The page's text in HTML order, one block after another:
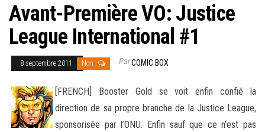
Avant-Première VO: Justice
League International #1
8 septembre 2011 Non ParCOMIC BOX
[FRENCH] Booster Gold se voit enfin confié la
direction de sa propre branche de la Justice League,
sponsorisée par l’ONU. Enfin sauf que ce n’est pas